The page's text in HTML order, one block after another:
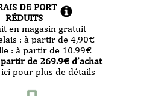
DE PORT
RÉDUITS
en magasin gratuit
: à partir de 4,90€
: à partir de 10.99€
de 269.9€ d’achat
ici pour plus de détails